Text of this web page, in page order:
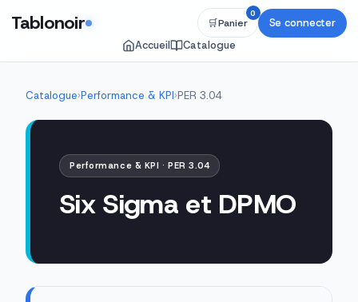
Tablonoir
Accueil Catalogue
🛒Panier
0
Se connecter
Catalogue›Performance & KPI›PER 3.04
Performance & KPI · PER 3.04
Six Sigma et DPMO